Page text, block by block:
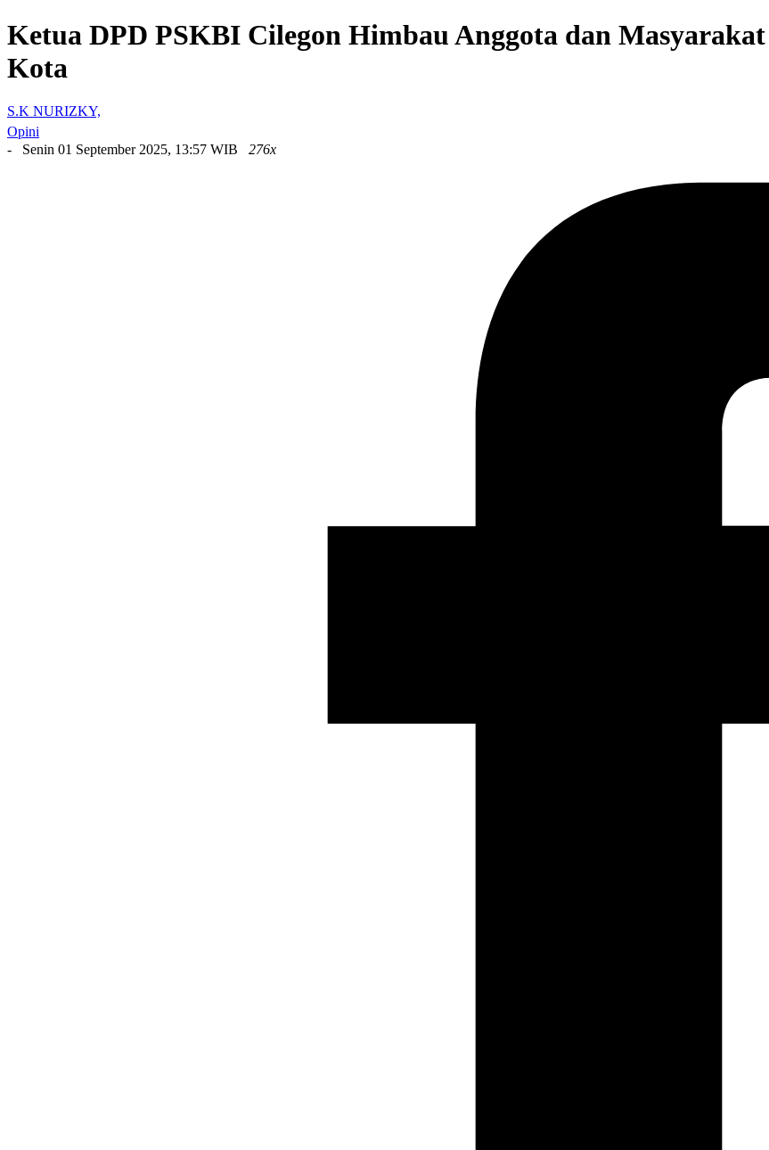
Ketua DPD PSKBI Cilegon Himbau Anggota dan
Kota
S.K NURIZKY,
Opini
- Senin 01 September 2025, 13:57 WIB 276x